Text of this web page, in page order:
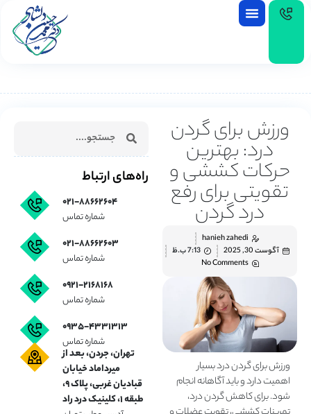
EN
ورزش برای گردن
درد: بهترین
حرکات کششی و
تقویتی برای رفع
درد گردن
hanieh zahedi
آگوست 30, 2025
7:13 ب.ظ
No Comments
ورزش برای گردن درد بسیار
اهمیت دارد و باید آگاهانه انجام
شود. برای کاهش گردن درد،
راه‌های ارتباط
۰۲۱-۸۸۶۶۲۶۰۴
شماره تماس
۰۲۱-۸۸۶۶۲۶۰۳
شماره تماس
۰۹۲۱-۲۱۶۸۱۶۸
شماره تماس
۰۹۳۵-۴۳۳۱۳۱۳
شماره تماس
تهران، جردن، بعد از
میرداماد خیابان
قبادیان غربی، پلاک ۹،
طبقه ۱، کلینیک درد راد